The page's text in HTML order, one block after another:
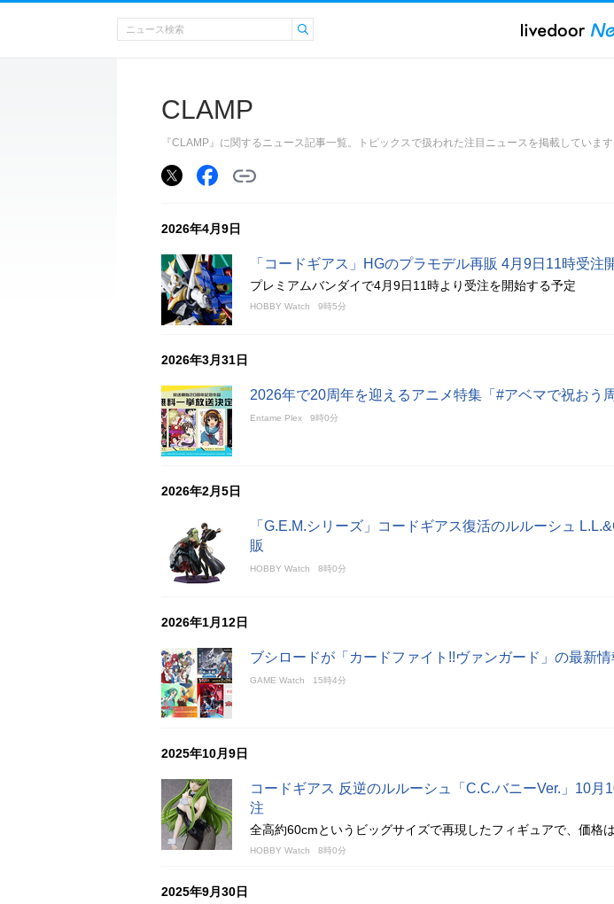
CLAMP
『CLAMP』に関するニュース記事一覧。トピックスで扱われた注目ニュースを掲載しています
2026年4月9日
「コードギアス」HGのプラモデル再販 4月9日11時受注
プレミアムバンダイで4月9日11時より受注を開始する予定
HOBBY Watch 9時5分
2026年3月31日
2026年で20周年を迎えるアニメ特集「#アベマで祝おう
Entame Plex 9時0分
2026年2月5日
「G.E.M.シリーズ」コードギアス復活のルルーシュ
販
HOBBY Watch 8時0分
2026年1月12日
ブシロードが「カードファイト!!ヴァンガード」の最新情
GAME Watch 15時4分
2025年10月9日
コードギアス 反逆のルルーシュ「C.C.バニーVer.」10月
注
全高約60cmというビッグサイズで再現したフィギュアで、価格
HOBBY Watch 8時0分
2025年9月30日